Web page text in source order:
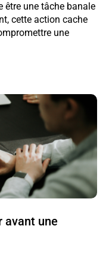
être une tâche banale
cette action cache
une
avant une